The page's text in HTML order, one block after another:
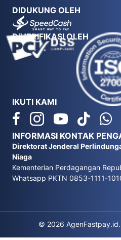
DIDUKUNG OLEH
DIVERIFIKASI OLEH
IKUTI KAMI
INFORMASI KONTAK
Direktorat Jenderal
Niaga
Kementerian Perdagangan
Whatsapp PKTN 0853-1111-
© 2026 AgenFastpay.id.